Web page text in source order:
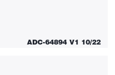
ADC-64894 V1 10/22